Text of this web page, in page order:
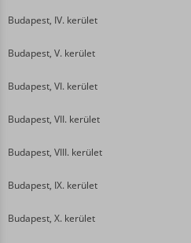
Budapest, IV. kerület
Budapest, V. kerület
Budapest, VI. kerület
Budapest, VII. kerület
Budapest, VIII. kerület
Budapest, IX. kerület
Budapest, X. kerület